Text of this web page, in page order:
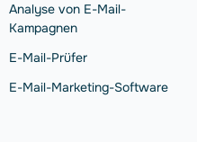
Analyse von E-Mail-
Kampagnen
E-Mail-Prüfer
E-Mail-Marketing-Software